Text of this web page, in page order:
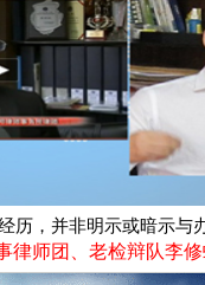
历，并非明示或暗示
律师团、老检辩队李